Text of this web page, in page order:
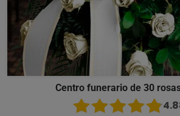
Centro funerario de 30